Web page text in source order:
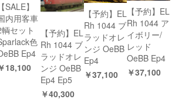
【SALE】
内用客車
セット
色
Ep4
18,100
【予約】EL
Rh 1044 ブ
ラッドオレ
ンジ OeBB
Ep4 Ep5
￥40,300
【予約】EL
Rh 1044 ブ
ラッドオレ
ンジ OeBB
Ep4
￥37,100
【予約】EL
Rh 1044 ア
イボリー/
レッド
OeBB Ep4
￥37,100